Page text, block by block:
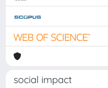
social impact